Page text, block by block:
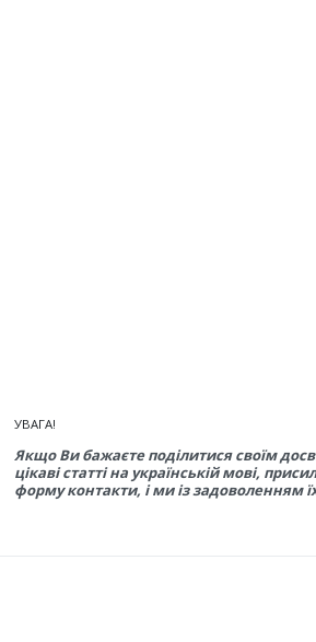
УВАГА!
Якщо Ви бажаєте поділитися своїм
цікаві статті на українській мові,
форму контакти, і ми із задоволенням